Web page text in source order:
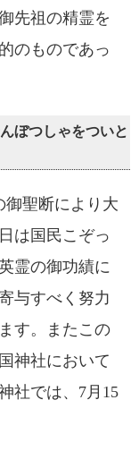
先祖の精霊を
のものであっ
ぼつしゃをついと
御聖断により大
は国民こぞっ
霊の御功績に
与すべく努力
す。またこの
神社において
社では、7月15